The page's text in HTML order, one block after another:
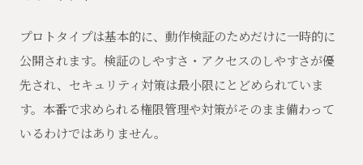
プロトタイプは基本的に、動作検証のためだけに一時的に
公開されます。検証のしやすさ・アクセスのしやすさが優
先され、セキュリティ対策は最小限にとどめられていま
す。本番で求められる権限管理や対策がそのまま備わって
いるわけではありません。